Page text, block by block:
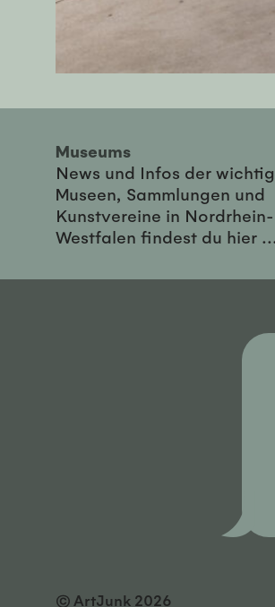
Museums
News und Infos der
Museen, Sammlungen und
Kunstvereine in Nordrhein-
Westfalen findest du hier
© ArtJunk 2026